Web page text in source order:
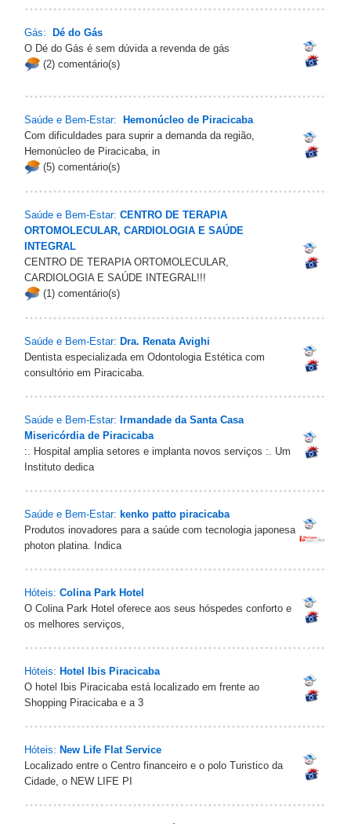
Gás:
Dé do Gás
O Dé do Gás é sem dúvida a revenda de gás
(2) comentário(s)
Saúde e Bem-Estar:
Hemonúcleo de Piracicaba
Com dificuldades para suprir a demanda da região,
Hemonúcleo de Piracicaba, in
(5) comentário(s)
Saúde e Bem-Estar: CENTRO DE TERAPIA
ORTOMOLECULAR, CARDIOLOGIA E SAÚDE
INTEGRAL
CENTRO DE TERAPIA ORTOMOLECULAR,
CARDIOLOGIA E SAÚDE INTEGRAL!!!
(1) comentário(s)
Saúde e Bem-Estar: Dra. Renata Avighi
Dentista especializada em Odontologia Estética com
consultório em Piracicaba.
Saúde e Bem-Estar: Irmandade da Santa Casa
Misericórdia de Piracicaba
:. Hospital amplia setores e implanta novos serviços :. Um
Instituto dedica
Saúde e Bem-Estar: kenko patto piracicaba
Produtos inovadores para a saúde com tecnologia japonesa
photon platina. Indica
Hóteis: Colina Park Hotel
O Colina Park Hotel oferece aos seus hóspedes conforto e
os melhores serviços,
Hóteis: Hotel Ibis Piracicaba
O hotel Ibis Piracicaba está localizado em frente ao
Shopping Piracicaba e a 3
Hóteis: New Life Flat Service
Localizado entre o Centro financeiro e o polo Turistico da
Cidade, o NEW LIFE PI